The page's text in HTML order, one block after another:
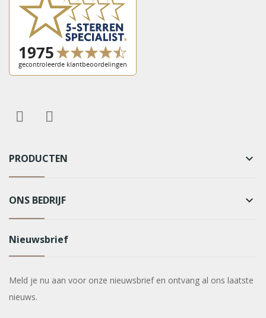
PRODUCTEN keyboard_arrow_down
ONS BEDRIJF keyboard_arrow_down
Nieuwsbrief
Meld je nu aan voor onze nieuwsbrief en ontvang al ons laatste
nieuws.